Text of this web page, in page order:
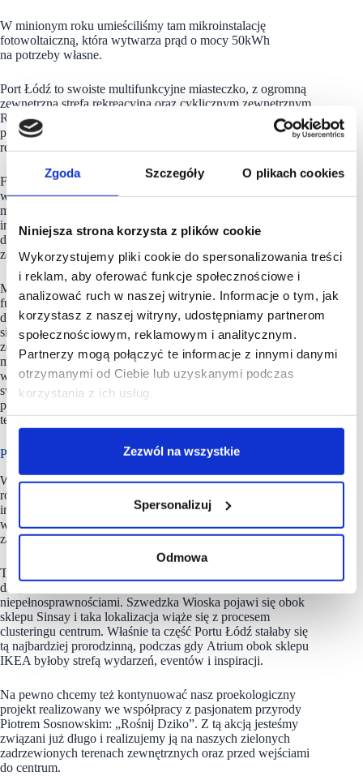
Zgoda Szczegóły O plikach cookies
Niniejsza strona korzysta z plików cookie
Wykorzystujemy pliki cookie do spersonalizowania treści
i reklam, aby oferować funkcje społecznościowe i
analizować ruch w naszej witrynie. Informacje o tym, jak
korzystasz z naszej witryny, udostępniamy partnerom
społecznościowym, reklamowym i analitycznym.
Partnerzy mogą połączyć te informacje z innymi danymi
otrzymanymi od Ciebie lub uzyskanymi podczas
korzystania z ich usług.
Zezwól na wszystkie
Spersonalizuj
Odmowa
W minionym roku umieściliśmy tam mikroinstalację
fotowoltaiczną, która wytwarza prąd o mocy 50kWh
na potrzeby własne.
Port Łódź to swoiste multifunkcyjne miasteczko, z ogromną
zewnętrzną strefą rekreacyjną oraz cyklicznym zewnętrznym
Ryneczkiem Wojewódzkim, na którym kupić można produkty
prosto od rolników, dodatkowo z ogromnym urokliwym patio,
restauracjami, kawiarenkami i strefami zabaw dla dzieci.
Funkcjonuje u nas także bezpłatna strefa coworkingowa
wyposażona w dedykowane do nowoczesnych miejsc pracy
meble, ogólnodostępne ksero, drukarkę oraz bezprzewodowy
internet. Dodatkowo osoby korzystające z tej przestrzeni mają
do dyspozycji dwie sale konferencyjne, w których można
zorganizować spotkania biznesowe.
Mamy też coś dla miłośników muzyki, na terenie Portu Łódź
funkcjonuje School of Music. To miejsce pełne dźwięków,
do którego można przyjść i porozmawiać o muzyce, podzielić
się swoimi doświadczeniami, pograć na instrumentach,
zostawić ogłoszenie typu: „szukam zespołu”, „szukam
muzyka” albo „kupię/sprzedam instrument”, wziąć udział
w spotkaniach z ludźmi z branży muzycznej, zaprezentować
swoją twórczość, poradzić się, czy zwyczajnie
posłuchać muzyki. W naszym Centrum do dyspozycji mamy
też dwie sale spotkań dedykowane lokalnej społeczności.
Plany na kolejny rok
W kolejnym roku nie zwalniamy tempa, będziemy dalej się
rozwijać wprowadzając w naszym centrum kolejne
innowacyjne rozwiązania. Trwają rozmowy na temat realizacji
w
Porcie Łódźnowoczesnego, wielopoziomowego placu
zabaw – Szwedzkiej Wioski.
To będzie miejsce niezwykłe, pełne zabawy i uśmiechu
dedykowane również dzieciom z różnymi
niepełnosprawnościami. Szwedzka Wioska pojawi się obok
sklepu Sinsay i taka lokalizacja wiąże się z procesem
clusteringu centrum. Właśnie ta część Portu Łódź stałaby się
tą najbardziej prorodzinną, podczas gdy Atrium obok sklepu
IKEA byłoby strefą wydarzeń, eventów i inspiracji.
Na pewno chcemy też kontynuować nasz proekologiczny
projekt realizowany we współpracy z pasjonatem przyrody
Piotrem Sosnowskim: „Rośnij Dziko”. Z tą akcją jesteśmy
związani już długo i realizujemy ją na naszych zielonych
zadrzewionych terenach zewnętrznych oraz przed wejściami
do centrum.